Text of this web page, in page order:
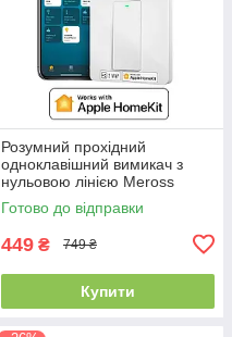
Розумний прохідний
одноклавішний вимикач з
нульовою лінією Meross
Smart Wi-Fi Wall Switch EU
(MSS550X)
Готово до відправки
449 ₴ 749 ₴
Купити